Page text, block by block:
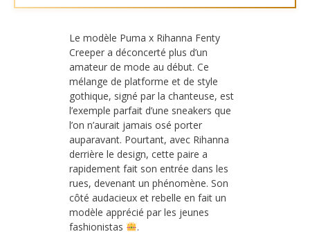
Le modèle Puma x Rihanna Fenty
Creeper a déconcerté plus d’un
amateur de mode au début. Ce
mélange de platforme et de style
gothique, signé par la chanteuse, est
l’exemple parfait d’une sneakers que
l’on n’aurait jamais osé porter
auparavant. Pourtant, avec Rihanna
derrière le design, cette paire a
rapidement fait son entrée dans les
rues, devenant un phénomène. Son
côté audacieux et rebelle en fait un
modèle apprécié par les jeunes
fashionistas
.